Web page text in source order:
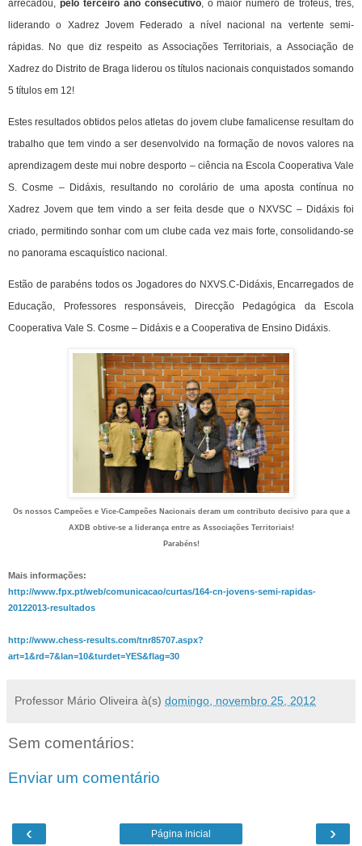
arrecadou, pelo terceiro ano consecutivo, o maior número de troféus, três,
liderando o Xadrez Jovem Federado a nível nacional na vertente semi-
rápidas. No que diz respeito as Associações Territoriais, a Associação de
Xadrez do Distrito de Braga liderou os títulos nacionais conquistados somando
5 títulos em 12!
Estes resultados obtidos pelos atletas do jovem clube famalicense resultam do
trabalho que tem vindo a ser desenvolvido na formação de novos valores na
aprendizagem deste mui nobre desporto – ciência na Escola Cooperativa Vale
S. Cosme – Didáxis, resultando no corolário de uma aposta contínua no
Xadrez Jovem que tem vindo a ser feita desde que o NXVSC – Didáxis foi
criado, permitindo sonhar com um clube cada vez mais forte, consolidando-se
no panorama escaquístico nacional.
Estão de parabéns todos os Jogadores do NXVS.C-Didáxis, Encarregados de
Educação, Professores responsáveis, Direcção Pedagógica da Escola
Cooperativa Vale S. Cosme – Didáxis e a Cooperativa de Ensino Didáxis.
Os nossos Campeões e Vice-Campeões Nacionais deram um contributo decisivo para que a
AXDB obtive-se a liderança entre as Associações Territoriais!
Parabéns!
Mais informações:
http://www.fpx.pt/web/comunicacao/curtas/164-cn-jovens-semi-rapidas-
20122013-resultados
http://www.chess-results.com/tnr85707.aspx?
art=1&rd=7&lan=10&turdet=YES&flag=30
Professor Mário Oliveira à(s) domingo, novembro 25, 2012
Sem comentários:
Enviar um comentário
‹ ›
Página inicial